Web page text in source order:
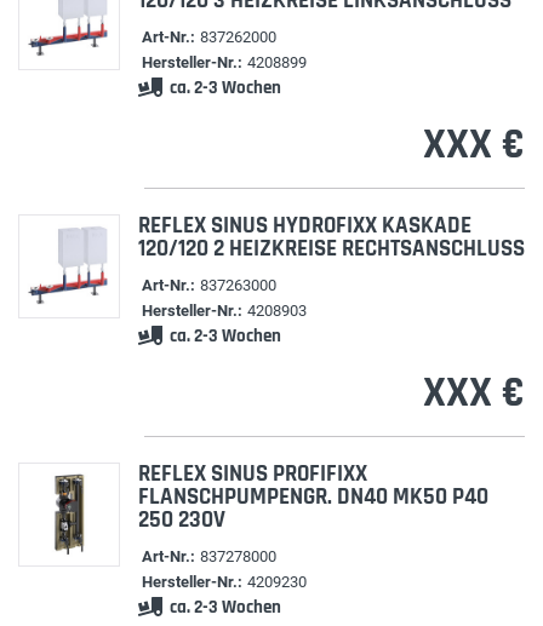
Art-Nr.: 837262000
Hersteller-Nr.: 4208899
ca. 2-3 Wochen
XXX €
REFLEX SINUS HYDROFIXX KASKADE
120/120 2 HEIZKREISE RECHTSANSCHLUSS
Art-Nr.: 837263000
Hersteller-Nr.: 4208903
ca. 2-3 Wochen
XXX €
REFLEX SINUS PROFIFIXX
FLANSCHPUMPENGR. DN40 MK50 P40
250 230V
Art-Nr.: 837278000
Hersteller-Nr.: 4209230
ca. 2-3 Wochen